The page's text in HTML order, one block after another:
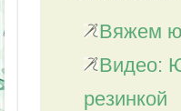
Вяжем
Видео:
резинкой